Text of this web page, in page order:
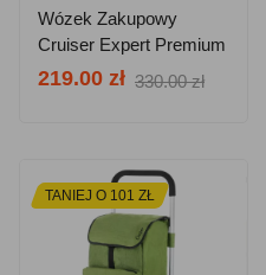
Wózek Zakupowy
Cruiser Expert Premium
604361 - Szary
219.00 zł 330.00 zł
TANIEJ O 101 ZŁ